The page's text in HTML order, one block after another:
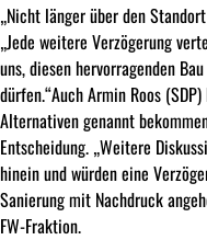
„Nicht länger über den
„Jede weitere Verzögerung
uns, diesen hervorragenden
dürfen.“Auch Armin Roos
Alternativen genannt
Entscheidung. „Weitere
hinein und würden eine
Sanierung mit Nachdruck
FW-Fraktion.